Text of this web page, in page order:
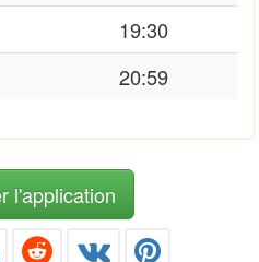
19:30
20:59
l'application